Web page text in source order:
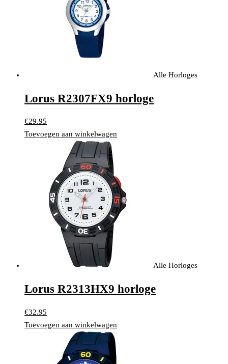
Alle Horloges
Lorus R2307FX9 horloge
€29.95
Toevoegen aan winkelwagen
Alle Horloges
Lorus R2313HX9 horloge
€32.95
Toevoegen aan winkelwagen